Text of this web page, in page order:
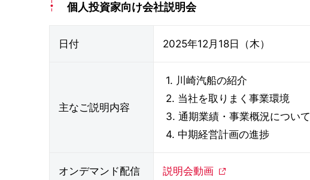
個人投資家向け会社説明会
日付 2025年12月18日（木）
主なご説明内容
1. 川崎汽船の紹介
2. 当社を取りまく事業環境
3. 通期業績・事業概況について
4. 中期経営計画の進捗
オンデマンド配信 説明会動画